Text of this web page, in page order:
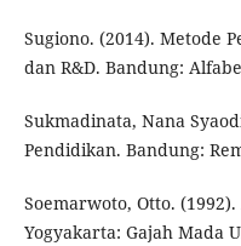
Sugiono. (2014). Metode
dan R&D. Bandung:
Sukmadinata, Nana
Pendidikan. Bandung:
Soemarwoto, Otto.
Yogyakarta: Gajah Mada